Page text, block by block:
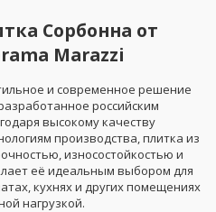
Сорбонна от
Marazzi
и современное решение
российским
высокому качеству
производства, плитка из
износостойкостью и
её идеальным выбором для
кухнях и других помещениях
нагрузкой.